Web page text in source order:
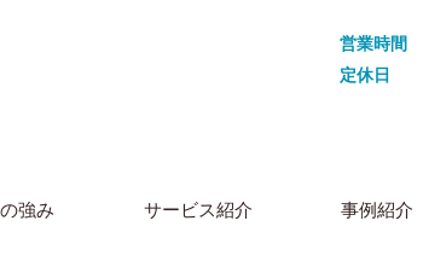
営業時間
定休日
強み サービス紹介 事例紹介